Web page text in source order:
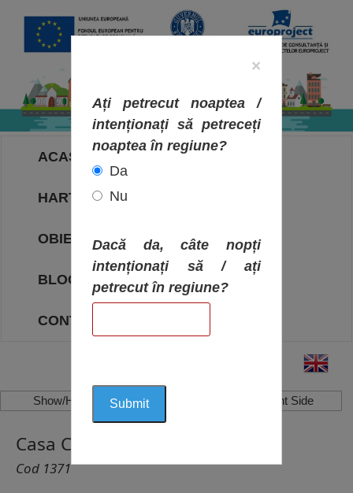
ACASA
HARTA OBIECTIVELOR
OBIECTIVE
BLOG
CONTACT
Show/Hide Left Side Show/Hide Right Side
Casa Cănciulescu, Craiova
Cod 1371
×
Ați petrecut noaptea /
intenționați să petreceți
noaptea în regiune?
Da
Nu
Dacă da, câte nopți
intenționați să / ați
petrecut în regiune?